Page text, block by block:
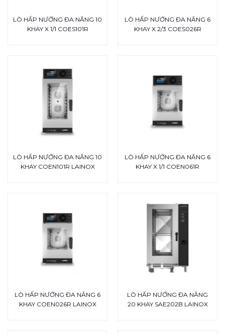
LÒ HẤP NƯỚNG ĐA NĂNG 10
KHAY X 1/1 COES101R
LÒ HẤP NƯỚNG ĐA NĂNG 6
KHAY X 2/3 COES026R
LÒ HẤP NƯỚNG ĐA NĂNG 10
KHAY COEN101R LAINOX
LÒ HẤP NƯỚNG ĐA NĂNG 6
KHAY X 1/1 COEN061R
LÒ HẤP NƯỚNG ĐA NĂNG 6
KHAY COEN026R LAINOX
LÒ HẤP NƯỚNG ĐA NĂNG
20 KHAY SAE202B LAINOX